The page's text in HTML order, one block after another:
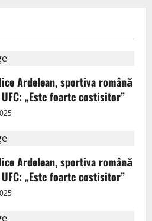
Ardelean, sportiva română
„Este foarte costisitor”
Ardelean, sportiva română
„Este foarte costisitor”